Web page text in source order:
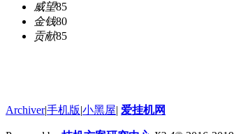
威望85
金钱80
贡献85
Archiver|手机版|小黑屋| 爱挂机网